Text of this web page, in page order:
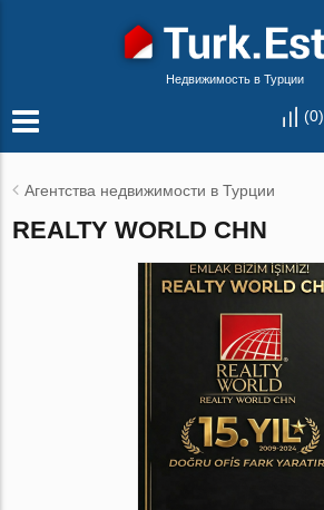
Недвижимость в Турции
(0)
Агентства недвижимости в Турции
REALTY WORLD CHN